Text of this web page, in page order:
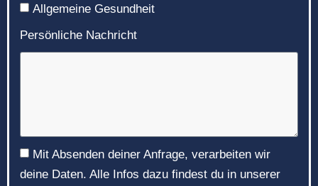
Allgemeine Gesundheit
Persönliche Nachricht
Mit Absenden deiner Anfrage, verarbeiten wir
deine Daten. Alle Infos dazu findest du in unserer